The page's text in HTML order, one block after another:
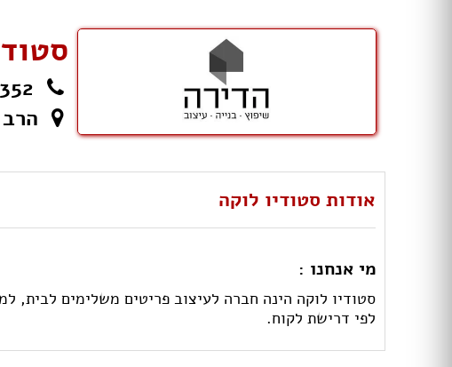
אודות סטודיו לוקה
מי אנחנו :
סטודיו לוקה הינה חברה לעיצוב פריטים משלימים לבית,
לפי דרישת לקוח.